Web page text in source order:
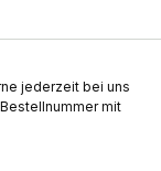
jederzeit bei uns
mit